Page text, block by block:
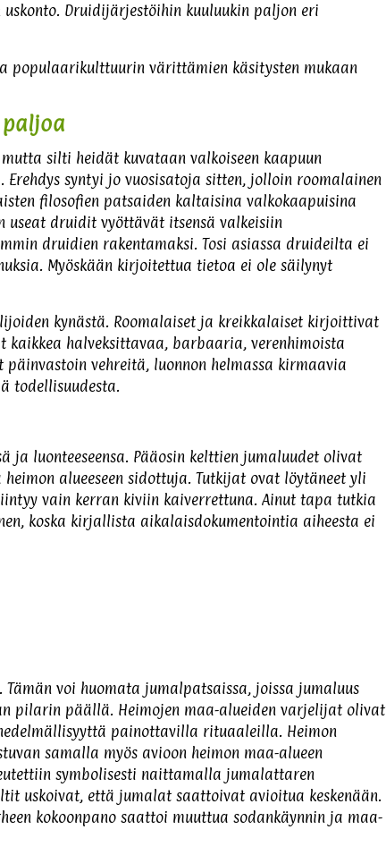
uskonto. Druidijärjestöihin kuuluukin paljon eri
populaarikulttuurin värittämien käsitysten mukaan
silti heidät kuvataan valkoiseen kaapuun
syntyi jo vuosisatoja sitten, jolloin roomalainen
filosofien patsaiden kaltaisina valkokaapuisina
useat druidit vyöttävät itsensä valkeisiin
druidien rakentamaksi. Tosi asiassa druideilta ei
Myöskään kirjoitettua tietoa ei ole säilynyt
kynästä. Roomalaiset ja kreikkalaiset kirjoittivat
halveksittavaa, barbaaria, verenhimoista
vehreitä, luonnon helmassa kirmaavia
todellisuudesta.
luonteeseensa. Pääosin kelttien jumaluudet olivat
alueeseen sidottuja. Tutkijat ovat löytäneet yli
vain kerran kiviin kaiverrettuna. Ainut tapa tutkia
koska kirjallista aikalaisdokumentointia aiheesta ei
voi huomata jumalpatsaissa, joissa jumaluus
pilarin päällä. Heimojen maa-alueiden varjelijat olivat
painottavilla rituaaleilla. Heimon
samalla myös avioon heimon maa-alueen
symbolisesti naittamalla jumalattaren
uskoivat, että jumalat saattoivat avioitua keskenään.
kokoonpano saattoi muuttua sodankäynnin ja maa-